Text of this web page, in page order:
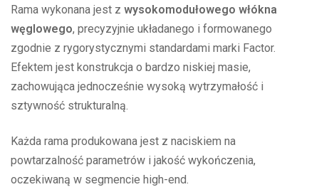
Rama wykonana jest z wysokomodułowego włókna
węglowego, precyzyjnie układanego i formowanego
zgodnie z rygorystycznymi standardami marki Factor.
Efektem jest konstrukcja o bardzo niskiej masie,
zachowująca jednocześnie wysoką wytrzymałość i
sztywność strukturalną.
Każda rama produkowana jest z naciskiem na
powtarzalność parametrów i jakość wykończenia,
oczekiwaną w segmencie high-end.